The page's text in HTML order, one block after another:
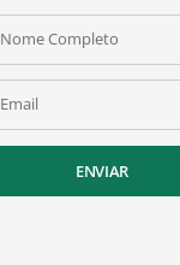
Nome Completo
Email
ENVIAR